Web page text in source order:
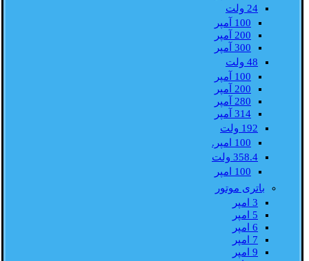
24 ولت
100 آمپر
200 آمپر
300 آمپر
48 ولت
100 آمپر
200 آمپر
280 آمپر
314 آمپر
192 ولت
100 امپر.
358.4 ولت
100 امپر
باتری موتور
3 امپر
5 امپر
6 امپر
7 امپر
9 امپر